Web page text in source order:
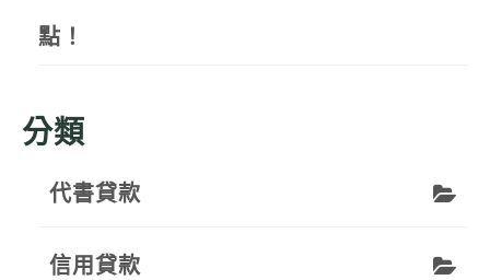
點！
分類
代書貸款
信用貸款